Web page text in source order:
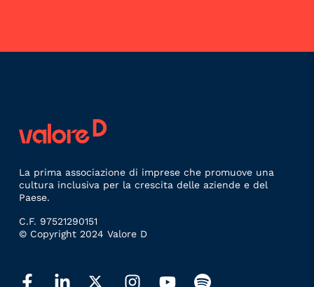
La prima associazione di imprese che promuove una
cultura inclusiva per la crescita delle aziende e del
Paese.
C.F. 97521290151
© Copyright 2024 Valore D